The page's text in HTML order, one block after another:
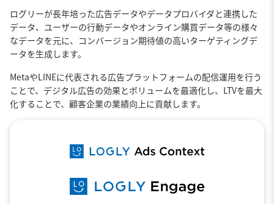
ログリーが長年培った広告データやデータプロバイダと連携した
データ、ユーザーの行動データやオンライン購買データ等の様々
なデータを元に、コンバージョン期待値の高いターゲティングデ
ータを生成します。
MetaやLINEに代表される広告プラットフォームの配信運用を行う
ことで、デジタル広告の効果とボリュームを最適化し、LTVを最大
化することで、顧客企業の業績向上に貢献します。